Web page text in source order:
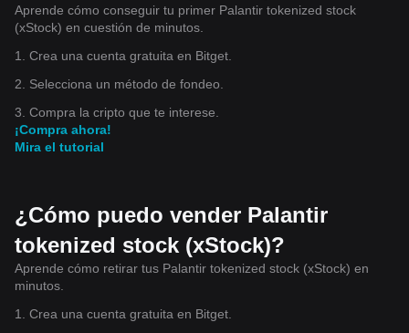
Aprende cómo conseguir tu primer Palantir tokenized stock
(xStock) en cuestión de minutos.
1. Crea una cuenta gratuita en Bitget.
2. Selecciona un método de fondeo.
3. Compra la cripto que te interese.
¡Compra ahora!
Mira el tutorial
¿Cómo puedo vender Palantir
tokenized stock (xStock)?
Aprende cómo retirar tus Palantir tokenized stock (xStock) en
minutos.
1. Crea una cuenta gratuita en Bitget.